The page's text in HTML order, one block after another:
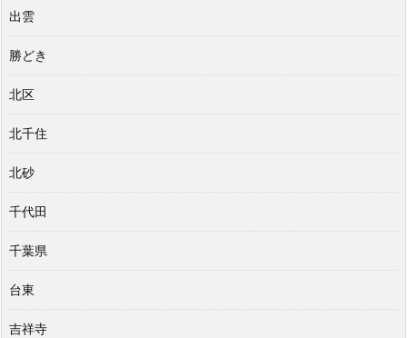
出雲
勝どき
北区
北千住
北砂
千代田
千葉県
台東
吉祥寺